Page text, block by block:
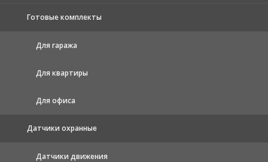
Готовые комплекты
Для гаража
Для квартиры
Для офиса
Датчики охранные
Датчики движения